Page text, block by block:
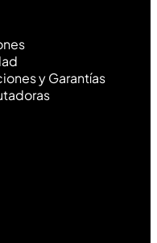
y Garantías